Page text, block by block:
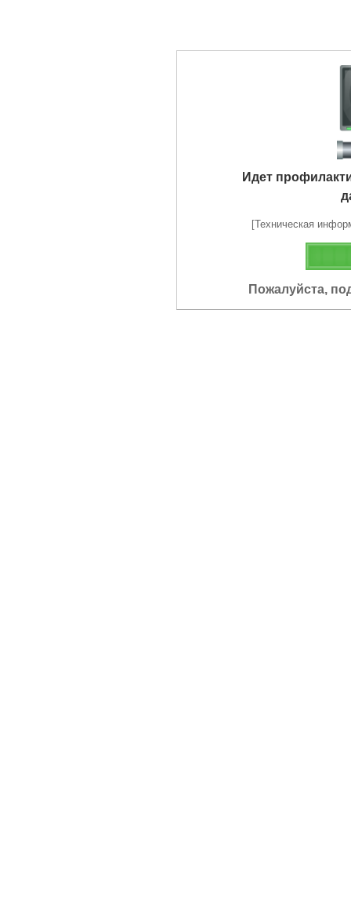
Идет
[Техническая
Пожалуйста,